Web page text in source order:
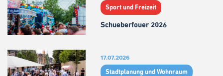
Sport und Freizeit
Schueberfouer 2026
17.07.2026
Stadtplanung und Wohnraum